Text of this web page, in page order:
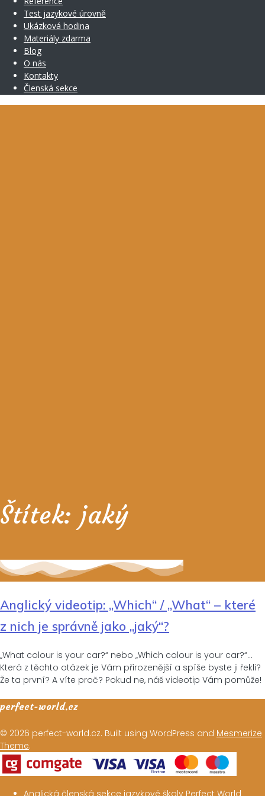
Test jazykové úrovně
Ukázková hodina
Materiály zdarma
Blog
O nás
Kontakty
Členská sekce
Štítek:jaký
Anglický videotip: „Which“ / „What“ – které
z nich je správně jako „jaký“?
„What colour is your car?“ nebo „Which colour is your car?“…
Která z těchto otázek je Vám přirozenější a spíše byste ji řekli?
Že ta první? A víte proč? Pokud ne, náš videotip Vám pomůže!
perfect-world.cz
© 2026 perfect-world.cz. Built using WordPress and Mesmerize
Theme.
Anglická členská sekce jazykové školy Perfect World